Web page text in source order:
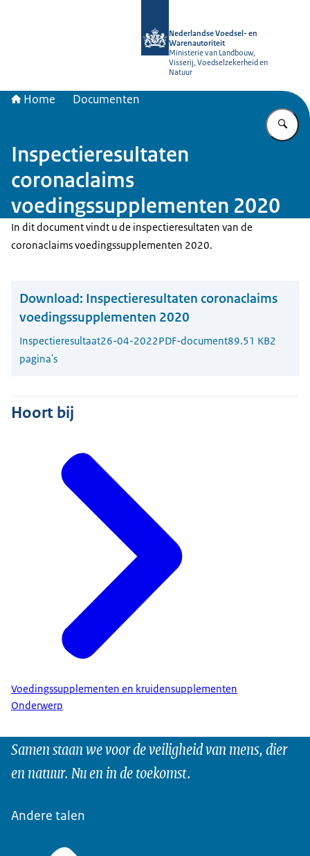
Nederlandse Voedsel- en
Warenautoriteit
Ministerie van Landbouw,
Visserij, Voedselzekerheid en
Natuur
Home Documenten
Inspectieresultaten
coronaclaims
voedingssupplementen 2020
In dit document vindt u de inspectieresultaten van de
coronaclaims voedingssupplementen 2020.
Download: Inspectieresultaten coronaclaims
voedingssupplementen 2020
Inspectieresultaat26-04-2022PDF-document89.51 KB2
pagina's
Hoort bij
Voedingssupplementen en kruidensupplementen
Onderwerp
Samen staan we voor de veiligheid van mens, dier
en natuur. Nu en in de toekomst.
Andere talen